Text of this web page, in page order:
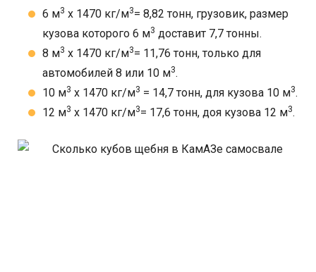
6 м3 х 1470 кг/м3= 8,82 тонн, грузовик, размер
кузова которого 6 м3 доставит 7,7 тонны.
8 м3 х 1470 кг/м3= 11,76 тонн, только для
автомобилей 8 или 10 м3.
10 м3 х 1470 кг/м3 = 14,7 тонн, для кузова 10 м3.
12 м3 х 1470 кг/м3= 17,6 тонн, доя кузова 12 м3.